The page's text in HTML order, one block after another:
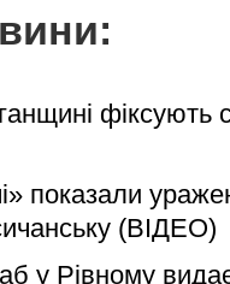
фіксують
показали
(ВІДЕО)
у Рівному